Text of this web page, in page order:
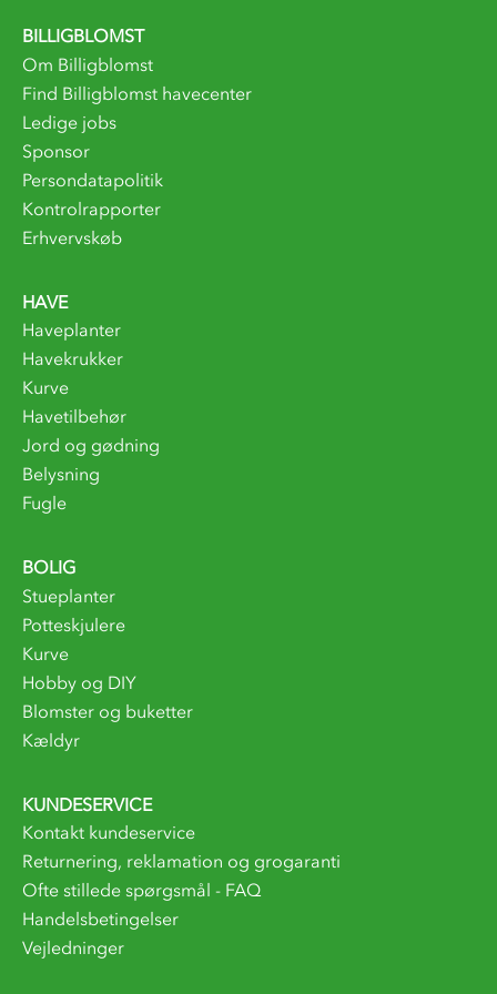
BILLIGBLOMST
Om Billigblomst
Find Billigblomst havecenter
Ledige jobs
Sponsor
Persondatapolitik
Kontrolrapporter
Erhvervskøb
HAVE
Haveplanter
Havekrukker
Kurve
Havetilbehør
Jord og gødning
Belysning
Fugle
BOLIG
Stueplanter
Potteskjulere
Kurve
Hobby og DIY
Blomster og buketter
Kældyr
KUNDESERVICE
Kontakt kundeservice
Returnering, reklamation og grogaranti
Ofte stillede spørgsmål - FAQ
Handelsbetingelser
Vejledninger